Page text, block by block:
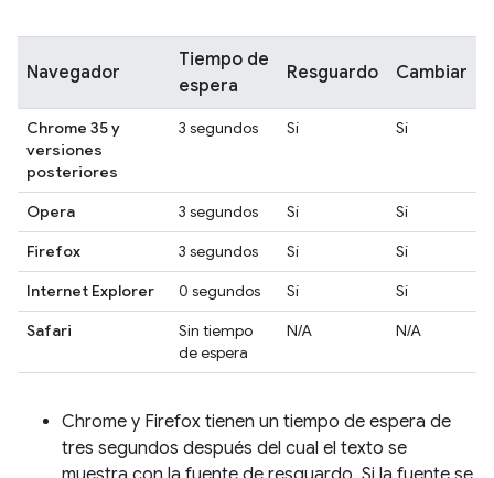
Navegador
Tiempo de
espera
Resguardo Cambiar
Chrome 35 y
versiones
posteriores
3 segundos Sí Sí
Opera 3 segundos Sí
Sí
Firefox
3 segundos Sí
Sí
Internet Explorer
0 segundos Sí
Sí
Safari
Sin tiempo
de espera
N/A N/A
Chrome y Firefox tienen un tiempo de espera de
tres segundos después del cual el texto se